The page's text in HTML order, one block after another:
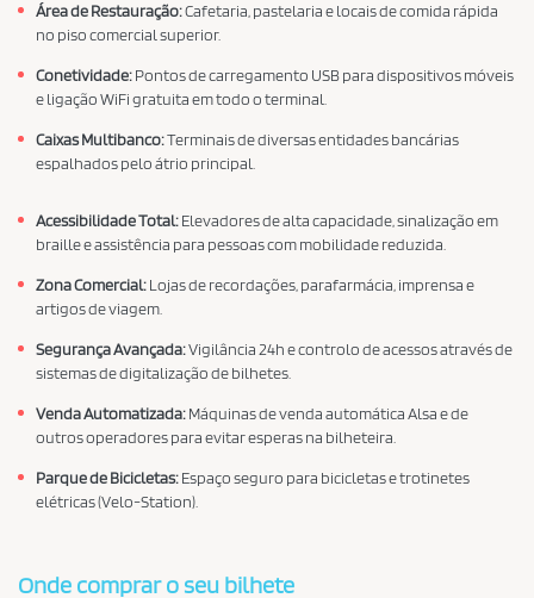
Área de Restauração:Cafetaria, pastelaria e locais de comida rápida
no piso comercial superior.
Conetividade:Pontos de carregamento USB para dispositivos móveis
e ligação WiFi gratuita em todo o terminal.
Caixas Multibanco:Terminais de diversas entidades bancárias
espalhados pelo átrio principal.
Acessibilidade Total:Elevadores de alta capacidade, sinalização em
braille e assistência para pessoas com mobilidade reduzida.
Zona Comercial:Lojas de recordações, parafarmácia, imprensa e
artigos de viagem.
Segurança Avançada:Vigilância 24h e controlo de acessos através de
sistemas de digitalização de bilhetes.
Venda Automatizada:Máquinas de venda automática Alsa e de
outros operadores para evitar esperas na bilheteira.
Parque de Bicicletas:Espaço seguro para bicicletas e trotinetes
elétricas (Velo-Station).
Onde comprar o seu bilhete